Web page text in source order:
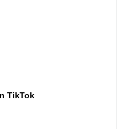
TikTok